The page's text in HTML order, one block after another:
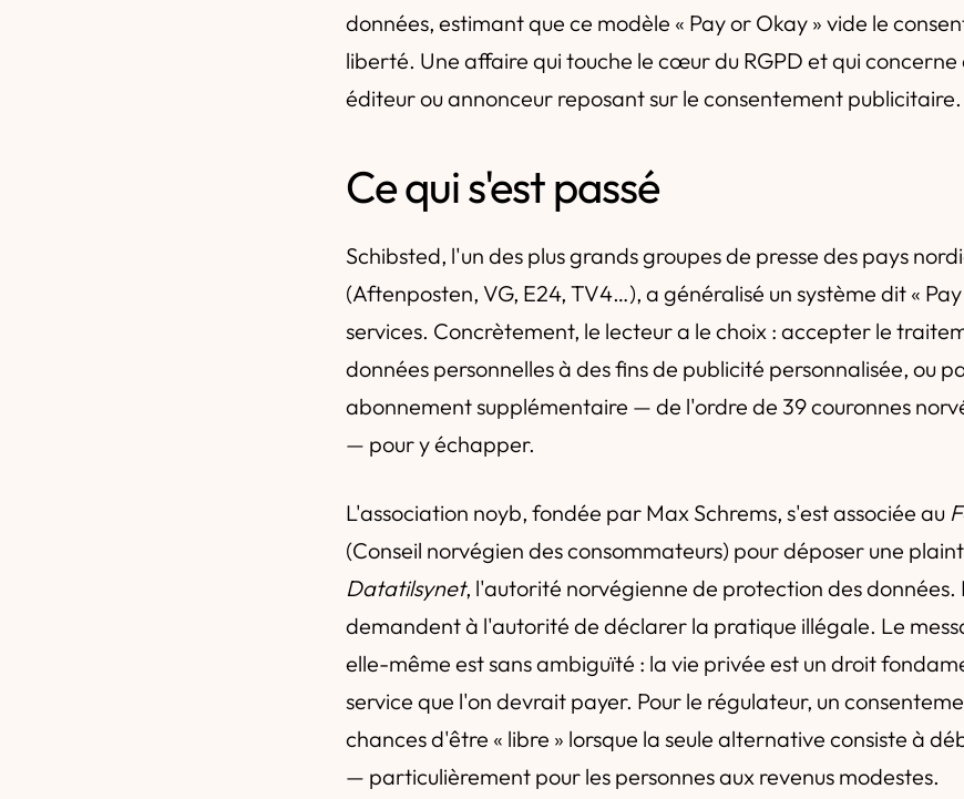
données, estimant que ce modèle « Pay or Okay » vide le
liberté. Une affaire qui touche le cœur du RGPD et qui
éditeur ou annonceur reposant sur le consentement publicitaire.
Ce qui s'est passé
Schibsted, l'un des plus grands groupes de presse des pays
(Aftenposten, VG, E24, TV4…), a généralisé un système dit « Pay
services. Concrètement, le lecteur a le choix : accepter le
données personnelles à des fins de publicité personnalisée, ou
abonnement supplémentaire — de l'ordre de 39 couronnes
— pour y échapper.
L'association noyb, fondée par Max Schrems, s'est associée au
(Conseil norvégien des consommateurs) pour déposer une
Datatilsynet, l'autorité norvégienne de protection des données.
demandent à l'autorité de déclarer la pratique illégale. Le
elle-même est sans ambiguïté : la vie privée est un droit
service que l'on devrait payer. Pour le régulateur, un
chances d'être « libre » lorsque la seule alternative consiste à
— particulièrement pour les personnes aux revenus modestes.